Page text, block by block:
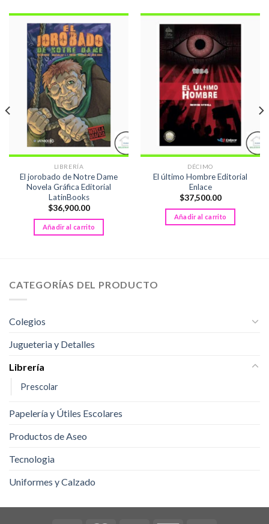
LIBRERÍA
El jorobado de Notre Dame
Novela Gráfica Editorial
LatinBooks
$36,900.00
Añadir al carrito
DÉCIMO
El último Hombre Editorial
Enlace
$37,500.00
Añadir al carrito
CATEGORÍAS DEL PRODUCTO
Colegios
Jugueteria y Detalles
Librería
Prescolar
Papelería y Útiles Escolares
Productos de Aseo
Tecnologia
Uniformes y Calzado